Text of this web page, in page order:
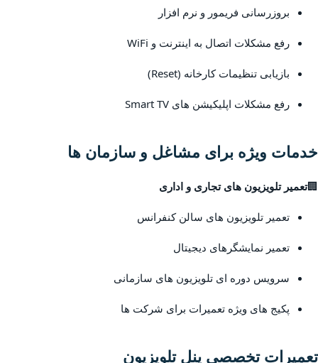
بروزرسانی فریمور و نرم افزار
رفع مشکلات اتصال به اینترنت و WiFi
بازیابی تنظیمات کارخانه (Reset)
رفع مشکلات اپلیکیشن های Smart TV
خدمات ویژه برای مشاغل و سازمان ها
🏢تعمیر تلویزیون های تجاری و اداری
تعمیر تلویزیون های سالن کنفرانس
تعمیر نمایشگرهای دیجیتال
سرویس دوره ای تلویزیون های سازمانی
پکیج های ویژه تعمیرات برای شرکت ها
تعمیرات تخصصی پنل تلویزیون